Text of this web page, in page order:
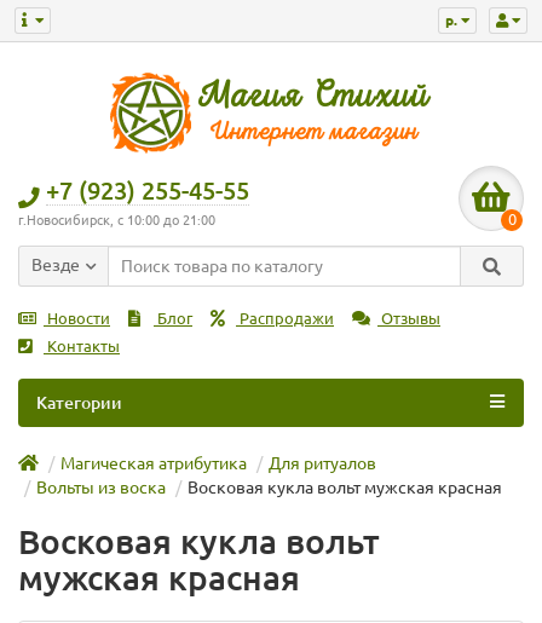
р.
+7 (923) 255-45-55
г.Новосибирск, с 10:00 до 21:00 0
Везде
Новости Блог Распродажи
Отзывы
Контакты
Категории
Магическая атрибутика
Для ритуалов
Вольты из воска
Восковая кукла вольт мужская красная
Восковая кукла вольт
мужская красная